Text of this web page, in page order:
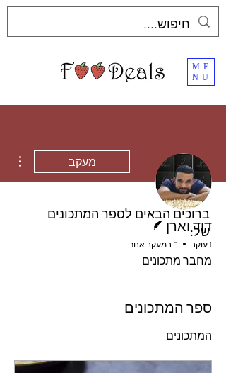
ME
NU
מעקב
דוד וארן
כותב/ת
1 עוקב 0 במעקב אחר
מחבר מתכונים
ברוכים הבאים לספר המתכונים
של:
ספר המתכונים
המתכונים